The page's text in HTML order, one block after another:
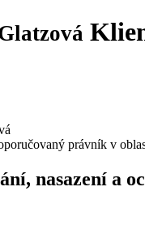
právník v
nasazení a